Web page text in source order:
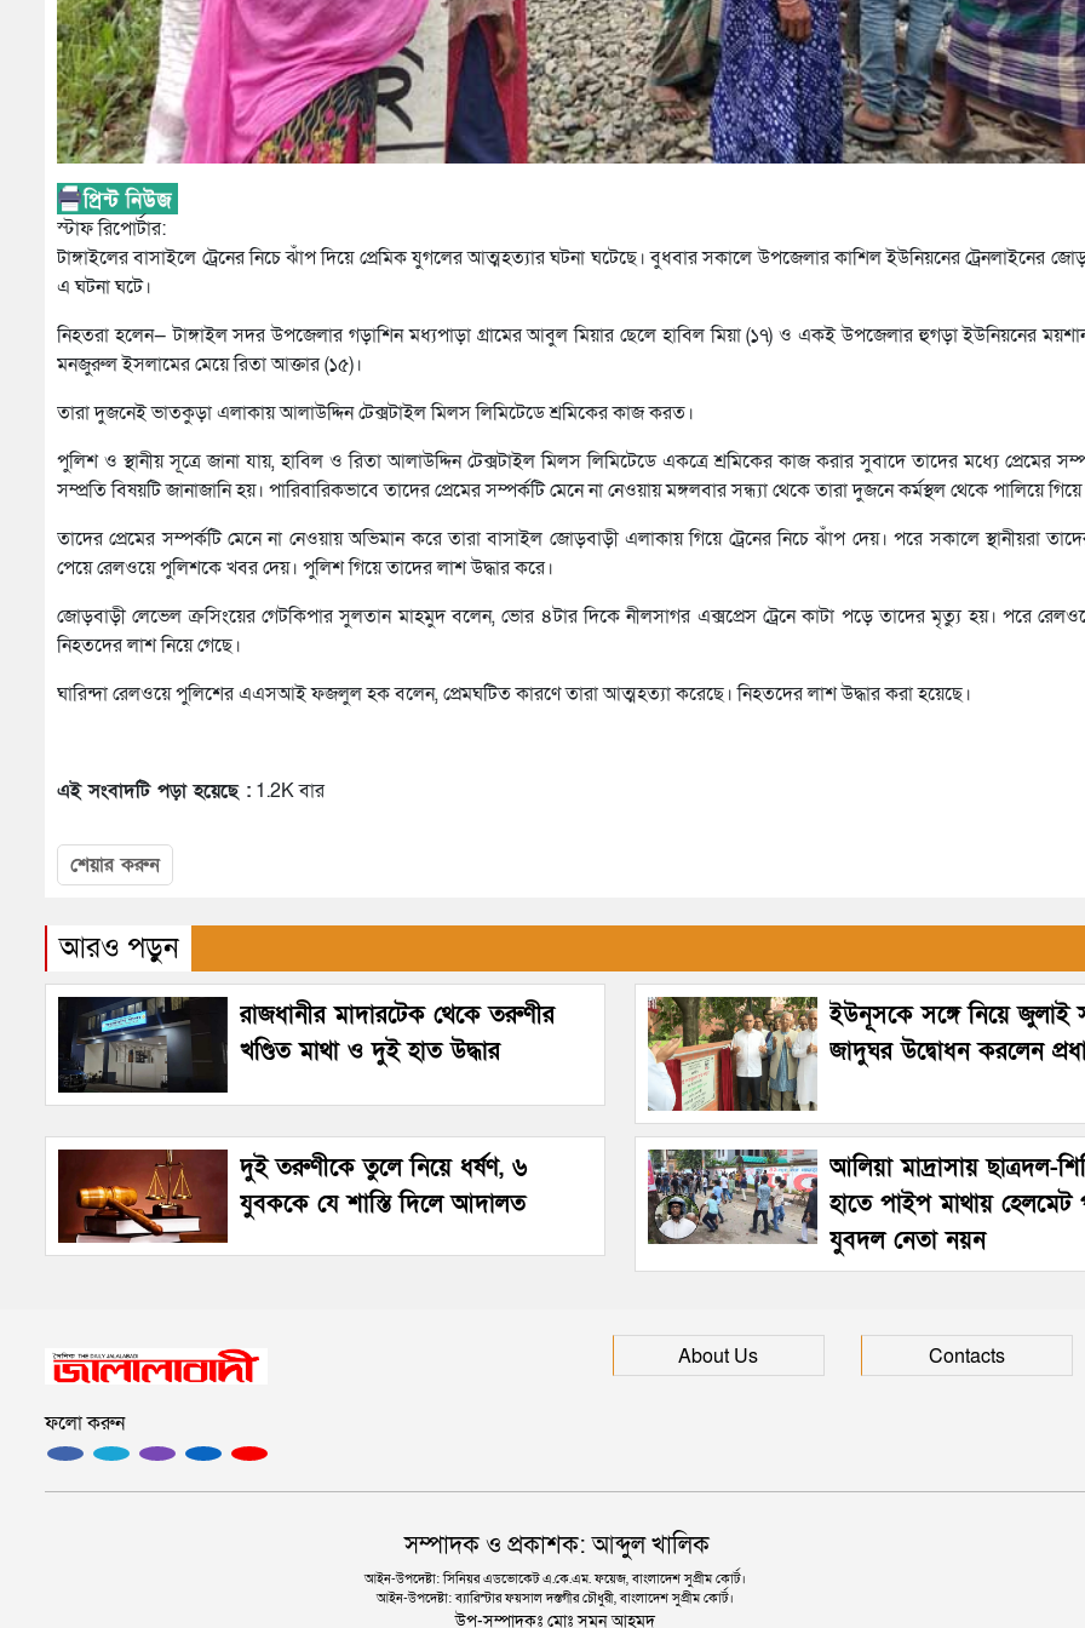
স্টাফ রিপোর্টার:
টাঙ্গাইলের বাসাইলে ট্রেনের নিচে ঝাঁপ দিয়ে প্রেমিক যুগলের আত্মহত্যার ঘটনা ঘটেছে। বুধবার সকালে উপজেলার কাশিল ইউনিয়নের ট্রেনলাইনের
এ ঘটনা ঘটে।
নিহতরা হলেন— টাঙ্গাইল সদর উপজেলার গড়াশিন মধ্যপাড়া গ্রামের আবুল মিয়ার ছেলে হাবিল মিয়া (১৭) ও একই উপজেলার হুগড়া ইউনিয়নের
মনজুরুল ইসলামের মেয়ে রিতা আক্তার (১৫)।
তারা দুজনেই ভাতকুড়া এলাকায় আলাউদ্দিন টেক্সটাইল মিলস লিমিটেডে শ্রমিকের কাজ করত।
পুলিশ ও স্থানীয় সূত্রে জানা যায়, হাবিল ও রিতা আলাউদ্দিন টেক্সটাইল মিলস লিমিটেডে একত্রে শ্রমিকের কাজ করার সুবাদে তাদের মধ্যে প্রেমের
সম্প্রতি বিষয়টি জানাজানি হয়। পারিবারিকভাবে তাদের প্রেমের সম্পর্কটি মেনে না নেওয়ায় মঙ্গলবার সন্ধ্যা থেকে তারা দুজনে কর্মস্থল থেকে পালিয়ে
তাদের প্রেমের সম্পর্কটি মেনে না নেওয়ায় অভিমান করে তারা বাসাইল জোড়বাড়ী এলাকায় গিয়ে ট্রেনের নিচে ঝাঁপ দেয়। পরে সকালে স্থানীয়রা
পেয়ে রেলওয়ে পুলিশকে খবর দেয়। পুলিশ গিয়ে তাদের লাশ উদ্ধার করে।
জোড়বাড়ী লেভেল ক্রসিংয়ের গেটকিপার সুলতান মাহমুদ বলেন, ভোর ৪টার দিকে নীলসাগর এক্সপ্রেস ট্রেনে কাটা পড়ে তাদের মৃত্যু হয়। পরে
নিহতদের লাশ নিয়ে গেছে।
ঘারিন্দা রেলওয়ে পুলিশের এএসআই ফজলুল হক বলেন, প্রেমঘটিত কারণে তারা আত্মহত্যা করেছে। নিহতদের লাশ উদ্ধার করা হয়েছে।
এই সংবাদটি পড়া হয়েছে : 1.2K বার
শেয়ার করুন
আরও পড়ুন
রাজধানীর মাদারটেক থেকে তরুণীর
খণ্ডিত মাথা ও দুই হাত উদ্ধার
ইউনূসকে সঙ্গে নিয়ে জুলাই
জাদুঘর উদ্বোধন করলেন
দুই তরুণীকে তুলে নিয়ে ধর্ষণ, ৬
যুবককে যে শাস্তি দিলে আদালত
আলিয়া মাদ্রাসায় ছাত্রদল-
হাতে পাইপ মাথায় হেলমেট
যুবদল নেতা নয়ন
ফলো করুন
About Us Contacts
সম্পাদক ও প্রকাশক: আব্দুল খালিক
আইন-উপদেষ্টা: সিনিয়র এডভোকেট এ.কে.এম. ফয়েজ, বাংলাদেশ সুপ্রীম কোর্ট।
আইন-উপদেষ্টা: ব্যারিস্টার ফয়সাল দস্তগীর চৌধুরী, বাংলাদেশ সুপ্রীম কোর্ট।
উপ-সম্পাদকঃ মোঃ সুমন আহমদ